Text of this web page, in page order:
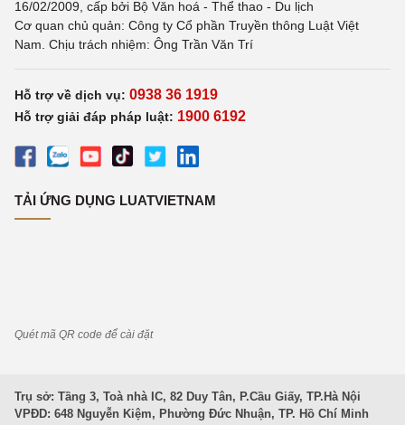
16/02/2009, cấp bởi Bộ Văn hoá - Thể thao - Du lịch
Cơ quan chủ quản: Công ty Cổ phần Truyền thông Luật Việt
Nam. Chịu trách nhiệm: Ông Trần Văn Trí
Hỗ trợ về dịch vụ: 0938 36 1919
Hỗ trợ giải đáp pháp luật: 1900 6192
TẢI ỨNG DỤNG LUATVIETNAM
Quét mã QR code để cài đặt
Trụ sở: Tầng 3, Toà nhà IC, 82 Duy Tân, P.Cầu Giấy, TP.Hà Nội
VPĐD: 648 Nguyễn Kiệm, Phường Đức Nhuận, TP. Hồ Chí Minh